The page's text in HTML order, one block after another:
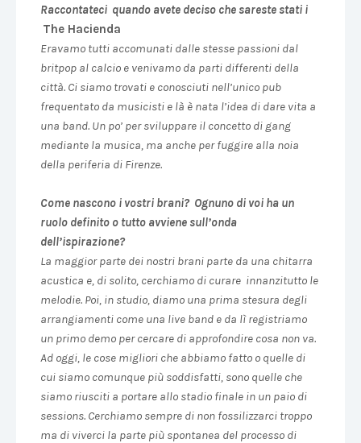
Raccontateci quando avete deciso che sareste stati i
The Hacienda
Eravamo tutti accomunati dalle stesse passioni dal
britpop al calcio e venivamo da parti differenti della
città. Ci siamo trovati e conosciuti nell’unico pub
frequentato da musicisti e là è nata l’idea di dare vita a
una band. Un po’ per sviluppare il concetto di gang
mediante la musica, ma anche per fuggire alla noia
della periferia di Firenze.
Come nascono i vostri brani? Ognuno di voi ha un
ruolo definito o tutto avviene sull’onda
dell’ispirazione?
La maggior parte dei nostri brani parte da una chitarra
acustica e, di solito, cerchiamo di curare innanzitutto le
melodie. Poi, in studio, diamo una prima stesura degli
arrangiamenti come una live band e da lì registriamo
un primo demo per cercare di approfondire cosa non va.
Ad oggi, le cose migliori che abbiamo fatto o quelle di
cui siamo comunque più soddisfatti, sono quelle che
siamo riusciti a portare allo stadio finale in un paio di
sessions. Cerchiamo sempre di non fossilizzarci troppo
ma di viverci la parte più spontanea del processo di